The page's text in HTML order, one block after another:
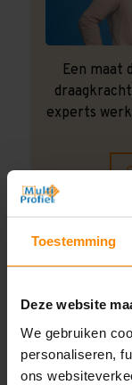
Toestemming
Deze website
We gebruiken
personaliseren,
ons
Een maat
experts